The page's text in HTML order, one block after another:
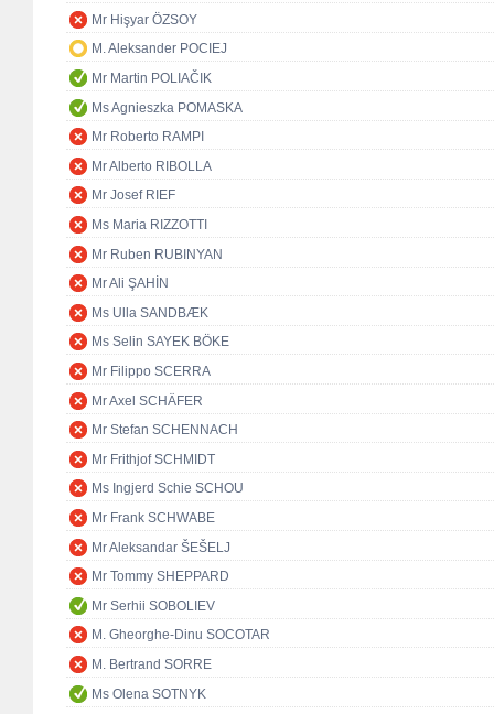
Mr Hişyar ÖZSOY
M. Aleksander POCIEJ
Mr Martin POLIAČIK
Ms Agnieszka POMASKA
Mr Roberto RAMPI
Mr Alberto RIBOLLA
Mr Josef RIEF
Ms Maria RIZZOTTI
Mr Ruben RUBINYAN
Mr Ali ŞAHİN
Ms Ulla SANDBÆK
Ms Selin SAYEK BÖKE
Mr Filippo SCERRA
Mr Axel SCHÄFER
Mr Stefan SCHENNACH
Mr Frithjof SCHMIDT
Ms Ingjerd Schie SCHOU
Mr Frank SCHWABE
Mr Aleksandar ŠEŠELJ
Mr Tommy SHEPPARD
Mr Serhii SOBOLIEV
M. Gheorghe-Dinu SOCOTAR
M. Bertrand SORRE
Ms Olena SOTNYK